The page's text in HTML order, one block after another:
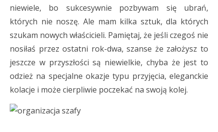
niewiele, bo sukcesywnie pozbywam się ubrań,
których nie noszę. Ale mam kilka sztuk, dla których
szukam nowych właścicieli. Pamiętaj, że jeśli czegoś nie
nosiłaś przez ostatni rok-dwa, szanse że założysz to
jeszcze w przyszłości są niewielkie, chyba że jest to
odzież na specjalne okazje typu przyjęcia, eleganckie
kolacje i może cierpliwie poczekać na swoją kolej.